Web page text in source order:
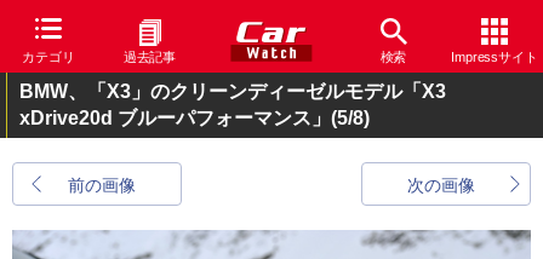
カテゴリ 過去記事 検索 Impressサイト
BMW、「X3」のクリーンディーゼルモデル「X3
xDrive20d ブルーパフォーマンス」 (5/8)
前の画像 次の画像